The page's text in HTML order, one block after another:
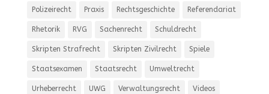
Polizeirecht Praxis Rechtsgeschichte Referendariat
Rhetorik RVG Sachenrecht Schuldrecht
Skripten Strafrecht Skripten Zivilrecht Spiele
Staatsexamen Staatsrecht Umweltrecht
Urheberrecht UWG Verwaltungsrecht Videos